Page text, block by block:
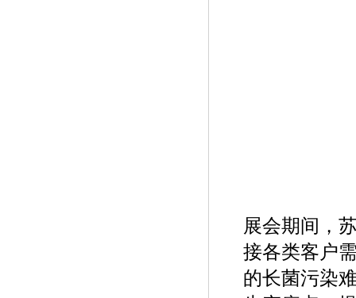
展会期间，
接各类客户
的长菌污染